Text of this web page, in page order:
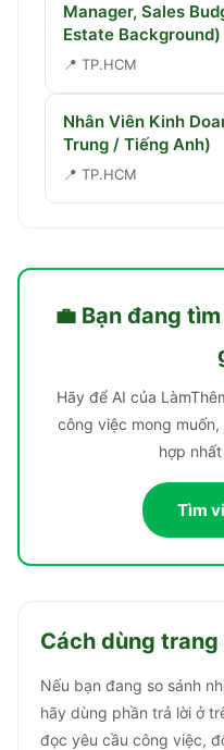
Manager, Sales
Estate Background)
📍 TP.HCM
Nhân Viên Kinh
Trung / Tiếng Anh)
📍 TP.HCM
💼 Bạn đang tìm
Hãy để AI của
công việc mong
hợp
Tìm
Cách dùng
Nếu bạn đang so sánh
hãy dùng phần trả lời ở
đọc yêu cầu công việc,